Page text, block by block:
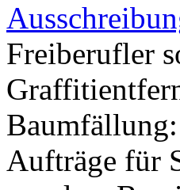
Freiberufler
Baumfällung:
Aufträge für